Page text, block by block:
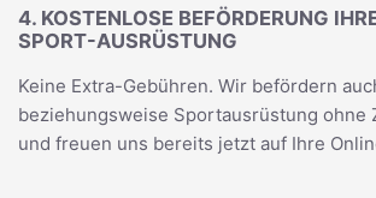
4. KOSTENLOSE BEFÖRDERUNG
SPORT-AUSRÜSTUNG
Keine Extra-Gebühren. Wir befördern
beziehungsweise Sportausrüstung ohne
und freuen uns bereits jetzt auf Ihre